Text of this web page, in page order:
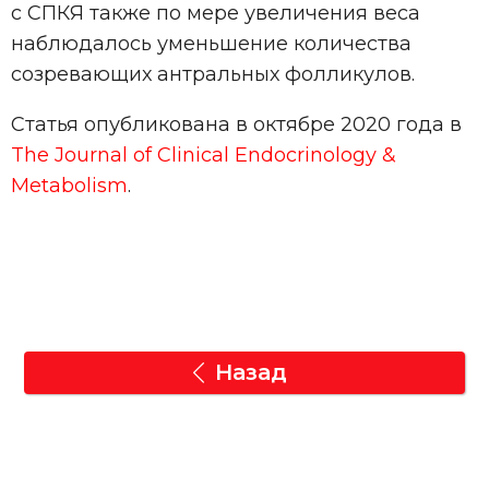
с СПКЯ также по мере увеличения веса
наблюдалось уменьшение количества
созревающих антральных фолликулов.
Статья опубликована в октябре 2020 года в
The Journal of Clinical Endocrinology &
Metabolism.
Назад